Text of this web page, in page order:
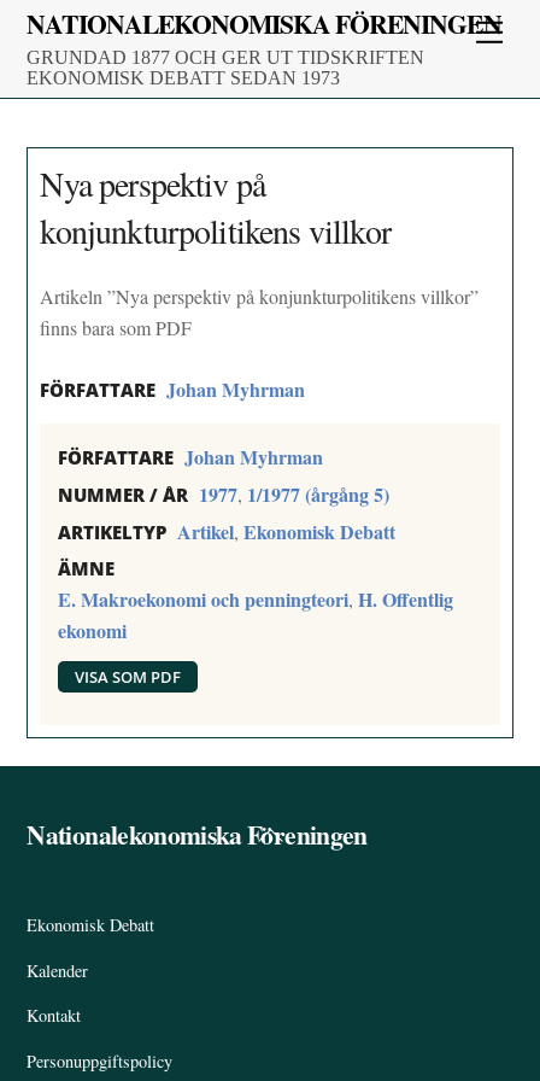
Skip
content
NATIONALEKONOMISKA FÖRENINGEN
GRUNDAD 1877 OCH GER UT TIDSKRIFTEN
EKONOMISK DEBATT SEDAN 1973
Nya perspektiv på
konjunkturpolitikens villkor
Artikeln ”Nya perspektiv på konjunkturpolitikens villkor”
finns bara som PDF
FÖRFATTARE Johan Myhrman
FÖRFATTARE Johan Myhrman
NUMMER / ÅR 1977, 1/1977 (årgång 5)
ARTIKELTYP Artikel,Ekonomisk Debatt
ÄMNE
E. Makroekonomi och penningteori,H. Offentlig
ekonomi
VISA SOM PDF
Back
Nationalekonomiska Föreningen
Ekonomisk Debatt
Kalender
Kontakt
Personuppgiftspolicy